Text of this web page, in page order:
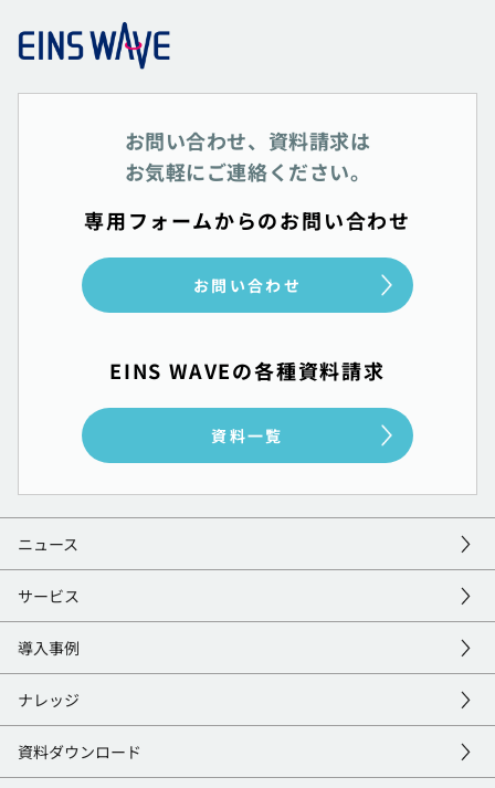
お問い合わせ、資料請求は
お気軽にご連絡ください。
専用フォームからのお問い合わせ
お問い合わせ
EINS WAVEの各種資料請求
資料一覧
ニュース
サービス
導入事例
ナレッジ
資料ダウンロード